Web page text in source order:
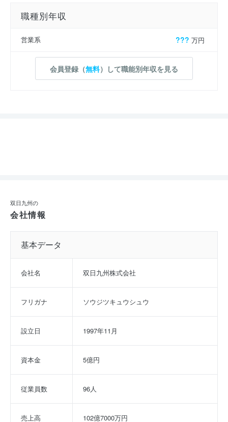
職種別年収
営業系 ??? 万円
会員登録（無料）して職能別年収を見る
双日九州の
会社情報
基本データ
会社名 双日九州株式会社
フリガナ ソウジツキュウシュウ
設立日 1997年11月
資本金 5億円
従業員数 96人
売上高 102億7000万円